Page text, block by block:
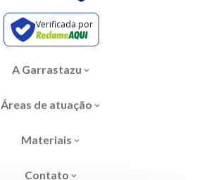
Verificada por
A Garrastazu
Áreas de atuação
Materiais
Contato